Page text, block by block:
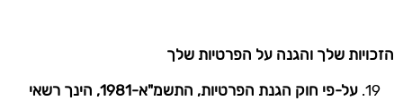
הזכויות שלך והגנה על הפרטיות שלך
על-פי חוק הגנת הפרטיות, התשמ"א-1981, הינך רשאי